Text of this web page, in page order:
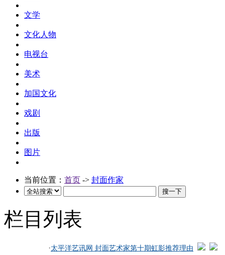
文学
文化人物
电视台
美术
加国文化
戏剧
出版
图片
当前位置： 首页 -> 封面作家
栏目列表
·太平洋艺讯网 封面艺术家第十期虹影推荐理由